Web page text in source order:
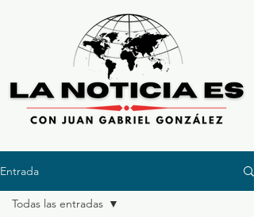
Entrada
Todas las entradas